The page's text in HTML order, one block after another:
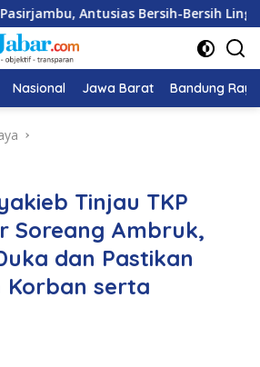
Antusias Bersih-Bersih Lingkungan
Nasional Jawa Barat Bandung Raya
Tinjau TKP
Soreang Ambruk,
dan Pastikan
Korban serta